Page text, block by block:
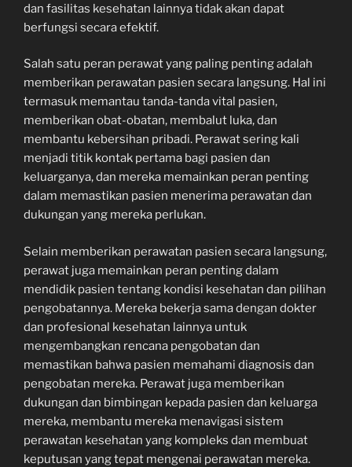
dan fasilitas kesehatan lainnya tidak akan dapat
berfungsi secara efektif.
Salah satu peran perawat yang paling penting adalah
memberikan perawatan pasien secara langsung. Hal ini
termasuk memantau tanda-tanda vital pasien,
memberikan obat-obatan, membalut luka, dan
membantu kebersihan pribadi. Perawat sering kali
menjadi titik kontak pertama bagi pasien dan
keluarganya, dan mereka memainkan peran penting
dalam memastikan pasien menerima perawatan dan
dukungan yang mereka perlukan.
Selain memberikan perawatan pasien secara langsung,
perawat juga memainkan peran penting dalam
mendidik pasien tentang kondisi kesehatan dan pilihan
pengobatannya. Mereka bekerja sama dengan dokter
dan profesional kesehatan lainnya untuk
mengembangkan rencana pengobatan dan
memastikan bahwa pasien memahami diagnosis dan
pengobatan mereka. Perawat juga memberikan
dukungan dan bimbingan kepada pasien dan keluarga
mereka, membantu mereka menavigasi sistem
perawatan kesehatan yang kompleks dan membuat
keputusan yang tepat mengenai perawatan mereka.